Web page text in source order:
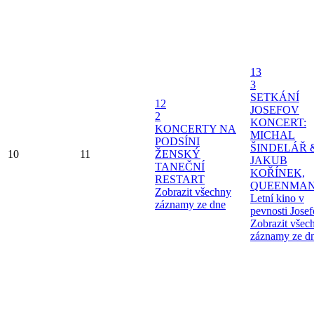
10 11
12
2
KONCERTY NA
PODSÍNI
ŽENSKÝ
TANEČNÍ
RESTART
Zobrazit všechny
záznamy ze dne
13
3
SETKÁNÍ
JOSEFOV
KONCERT:
MICHAL
ŠINDELÁŘ
JAKUB
KOŘÍNEK,
Letní kino v
pevnosti
Zobrazit
záznamy ze